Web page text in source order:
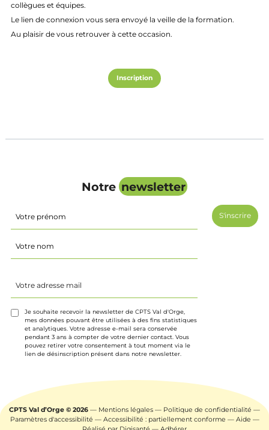
collègues et équipes.
Le lien de connexion vous sera envoyé la veille de la formation.
Au plaisir de vous retrouver à cette occasion.
Inscription
Notre newsletter
(Nécessaire)
adresse
mail
(Nécessaire)
Je souhaite recevoir la newsletter de CPTS Val d'Orge,
mes données pouvant être utilisées à des fins statistiques
et analytiques. Votre adresse e-mail sera conservée
pendant 3 ans à compter de votre dernier contact. Vous
pouvez retirer votre consentement à tout moment via le
lien de désinscription présent dans notre newsletter.
CPTS Val d’Orge © 2026 — Mentions légales — Politique de confidentialité —
Paramètres d'accessibilité — Accessibilité : partiellement conforme — Aide —